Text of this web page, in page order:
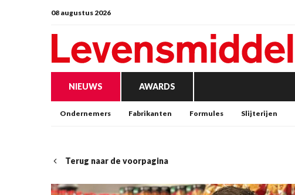
08 augustus 2026
NIEUWS AWARDS
Ondernemers Fabrikanten Formules Slijterijen
Terug naar de voorpagina